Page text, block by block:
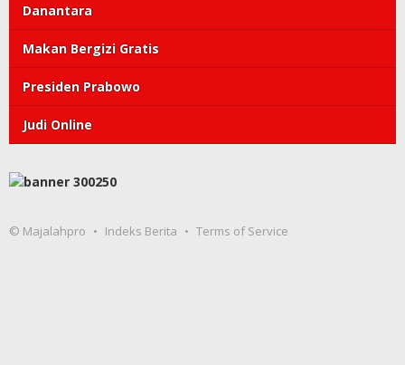
Danantara
Makan Bergizi Gratis
Presiden Prabowo
Judi Online
© Majalahpro Indeks Berita Terms of Service